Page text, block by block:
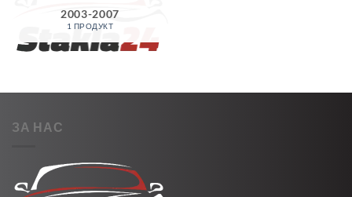
2003-2007
1 ПРОДУКТ
ЗА НАС